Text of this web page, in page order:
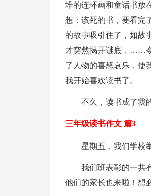
堆的连环画和童话书放
想：该死的书，要看完
的故事吸引住了，如故
才突然揭开谜底，……
了人物的喜怒哀乐，使
我开始喜欢读书了。
不久，读书成了我
三年级读书作文 篇3
星期五，我们学校
我们班表彰的一共
他们的家长也来啦！想